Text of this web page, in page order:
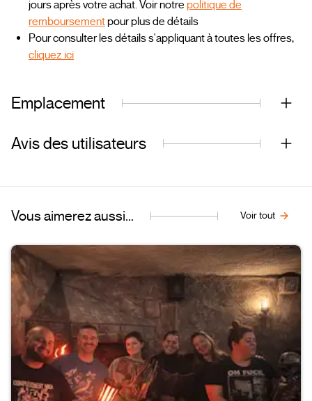
jours après votre achat. Voir notre politique de
remboursementpour plus de détails
Pour consulter les détails s'appliquant à toutes les offres,
cliquez ici
Emplacement
Avis des utilisateurs
Vous aimerez aussi... Voir tout